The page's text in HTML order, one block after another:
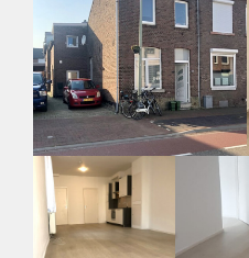
restaurantjes aanwezig.
de fiets.
De maandhuur excl. GWE
aan 1 maandhuur.